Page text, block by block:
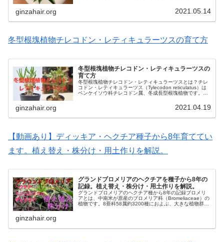
ginzahair.org 2021.05.14
冬型根塊植物チレコドン・レティキュラーツスの育て方
冬型根塊植物チレコドン・レティキュラーツスの
育て方
冬型根塊植物チレコドン・レティキュラーツスとは？チレ
コドン・レティキュラーツス（Tylecodon reticulatus）は
ベンケイソウ科チレコドン属、冬成長型根塊植物です。成
ginzahair.org 2021.04.19
【動画あり】ディッキア・ヘクチア種子から8年育ててい
ます。植え替え・株分け・用土作りを解説。
グランドブロメリアのヘクチアを種子から8年の
記録。植え替え・株分け・用土作りを解説。
グランドブロメリアのヘクチア種から8年の記録ブロメリ
アとは、中南米が原産のブロメリア科（Bromeliaceae）の
植物です。8亜科58属約3200種におよぶ、大きな植物群で
ginzahair.org